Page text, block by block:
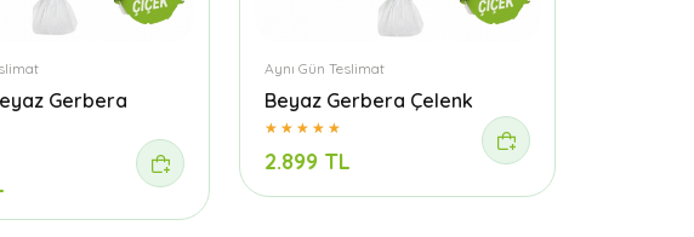
Gerbera
Aynı Gün Teslimat
Beyaz Gerbera Çelenk
2.899 TL